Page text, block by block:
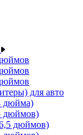
для авто
дюйма)
дюймов)
дюймов)